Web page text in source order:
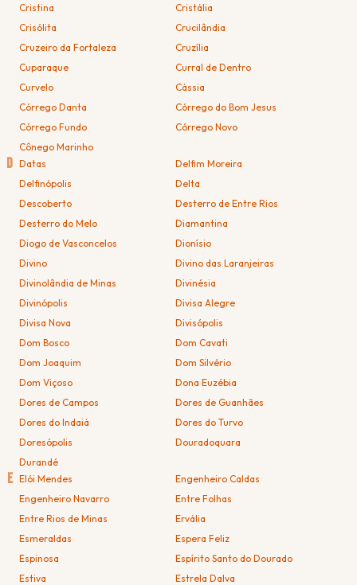
Cristina
Cristália
Crisólita
Crucilândia
Cruzeiro da Fortaleza
Cruzília
Cuparaque
Curral de Dentro
Curvelo
Cássia
Córrego Danta
Córrego do Bom Jesus
Córrego Fundo
Córrego Novo
Cônego Marinho
D Datas
Delfim Moreira
Delfinópolis
Delta
Descoberto
Desterro de Entre Rios
Desterro do Melo
Diamantina
Diogo de Vasconcelos
Dionísio
Divino
Divino das Laranjeiras
Divinolândia de Minas
Divinésia
Divinópolis
Divisa Alegre
Divisa Nova
Divisópolis
Dom Bosco
Dom Cavati
Dom Joaquim
Dom Silvério
Dom Viçoso
Dona Euzébia
Dores de Campos
Dores de Guanhães
Dores do Indaiá
Dores do Turvo
Doresópolis
Douradoquara
Durandé
E Elói Mendes
Engenheiro Caldas
Engenheiro Navarro
Entre Folhas
Entre Rios de Minas
Ervália
Esmeraldas
Espera Feliz
Espinosa
Espírito Santo do Dourado
Estiva
Estrela Dalva